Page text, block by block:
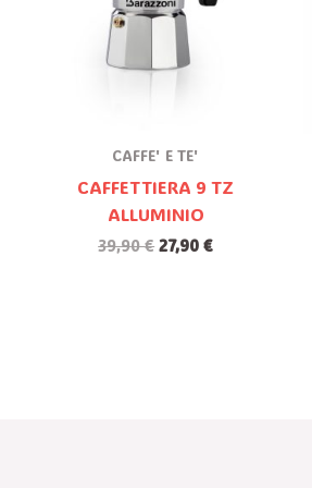
CAFFE' E TE'
CAFFETTIERA 9 TZ
ALLUMINIO
39,90€ 27,90€